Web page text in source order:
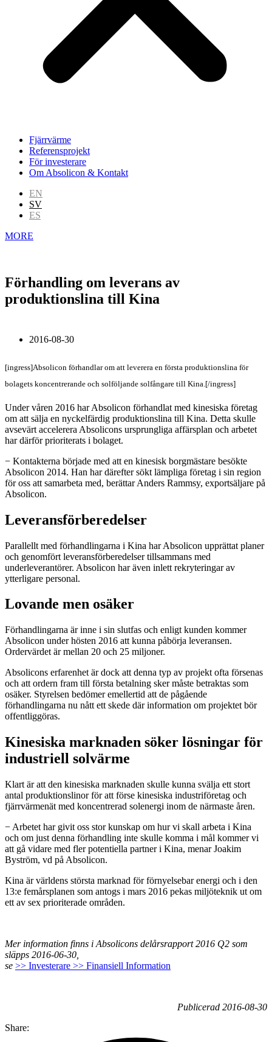
Fjärrvärme
Referensprojekt
För investerare
Om Absolicon & Kontakt
EN
SV
ES
MORE
Förhandling om leverans av
produktionslina till Kina
2016-08-30
[ingress]Absolicon förhandlar om att leverera en första produktionslina för
bolagets koncentrerande och solföljande solfångare till Kina.[/ingress]
Under våren 2016 har Absolicon förhandlat med kinesiska företag
om att sälja en nyckelfärdig produktionslina till Kina. Detta skulle
avsevärt accelerera Absolicons ursprungliga affärsplan och arbetet
har därför prioriterats i bolaget.
− Kontakterna började med att en kinesisk borgmästare besökte
Absolicon 2014. Han har därefter sökt lämpliga företag i sin region
för oss att samarbeta med, berättar Anders Rammsy, exportsäljare på
Absolicon.
Leveransförberedelser
Parallellt med förhandlingarna i Kina har Absolicon upprättat planer
och genomfört leverans­förberedelser tillsammans med
underleverantörer. Absolicon har även inlett rekryteringar av
ytterligare personal.
Lovande men osäker
Förhandlingarna är inne i sin slutfas och enligt kunden kommer
Absolicon under hösten 2016 att kunna påbörja leveransen.
Ordervärdet är mellan 20 och 25 miljoner.
Absolicons erfarenhet är dock att denna typ av projekt ofta försenas
och att ordern fram till första betalning sker måste betraktas som
osäker. Styrelsen bedömer emellertid att de pågående
förhandlingarna nu nått ett skede där information om projektet bör
offentliggöras.
Kinesiska marknaden söker lösningar för
industriell solvärme
Klart är att den kinesiska marknaden skulle kunna svälja ett stort
antal produktionslinor för att förse kinesiska industriföretag och
fjärrvärmenät med koncentrerad solenergi inom de närmaste åren.
− Arbetet har givit oss stor kunskap om hur vi skall arbeta i Kina
och om just denna förhandling inte skulle komma i mål kommer vi
att gå vidare med fler potentiella partner i Kina, menar Joakim
Byström, vd på Absolicon.
Kina är världens största marknad för förnyelsebar energi och i den
13:e femårsplanen som antogs i mars 2016 pekas miljöteknik ut om
ett av sex prioriterade områden.
Mer information finns i Absolicons delårsrapport 2016 Q2 som
släpps 2016-06-30,
se >> Investerare >> Finansiell Information
Publicerad 2016-08-30
Share: